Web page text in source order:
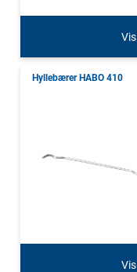
Vis
Hyllebærer HABO 410
Vis